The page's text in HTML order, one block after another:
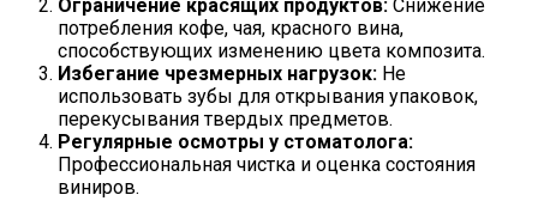
Ограничение красящих продуктов: Снижение
потребления кофе, чая, красного вина,
способствующих изменению цвета композита.
Избегание чрезмерных нагрузок: Не
использовать зубы для открывания упаковок,
перекусывания твердых предметов.
Регулярные осмотры у стоматолога:
Профессиональная чистка и оценка состояния
виниров.